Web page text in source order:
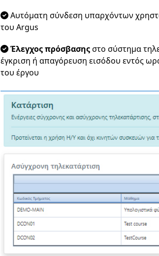
Αυτόματη σύνδεση υπαρχόντων
του Argus
Έλεγχος πρόσβασηςστο σύστημα
έγκριση ή απαγόρευση εισόδου εντός
του έργου